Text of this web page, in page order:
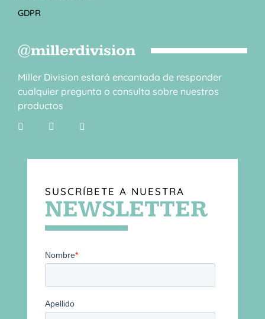
GDPR
@millerdivision
Miller Division estará encantada de responder
cualquier pregunta o consulta sobre nuestros
productos
SUSCRÍBETE A NUESTRA
NEWSLETTER